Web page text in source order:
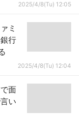
2025/4/8(Tu) 12:05
ミ
行
2025/4/8(Tu) 12:04
面
い